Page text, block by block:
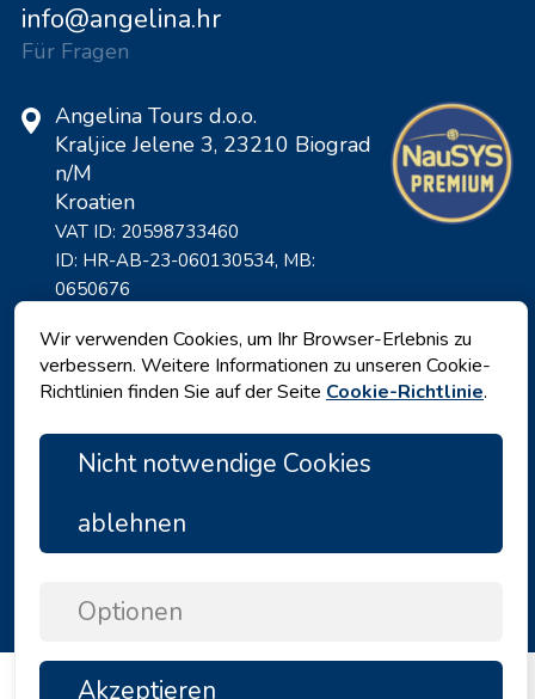
info@angelina.hr
Für Fragen
Angelina Tours d.o.o.
Kraljice Jelene 3, 23210 Biograd
n/M
Kroatien
VAT ID: 20598733460
ID: HR-AB-23-060130534, MB:
0650676
Copyright © 2026 by Angelina Tours d.o.o.
Wir verwenden Cookies, um Ihr Browser-Erlebnis zu
verbessern. Weitere Informationen zu unseren Cookie-
Richtlinien finden Sie auf der Seite Cookie-Richtlinie.
Nicht notwendige Cookies
ablehnen
Optionen
Akzeptieren